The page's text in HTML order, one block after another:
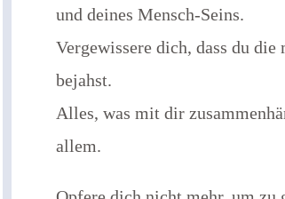
und deines Mensch-Seins.
Vergewissere dich, dass du
bejahst.
Alles, was mit dir
allem.